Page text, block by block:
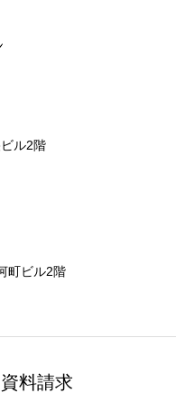
ル2階
町ビル2階
料請求